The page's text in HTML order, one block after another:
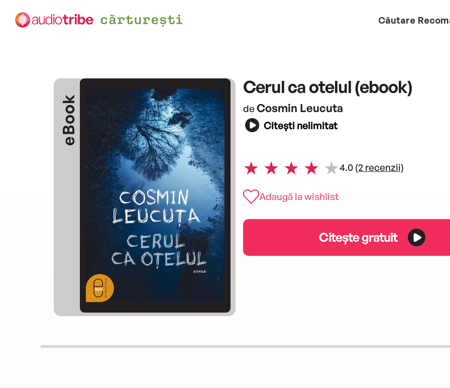
Căutare
eBook
Cerul ca otelul (ebook)
de Cosmin Leucuta
Citești nelimitat
4.0 (2 recenzii)
Adaugă la wishlist
Citește gratuit